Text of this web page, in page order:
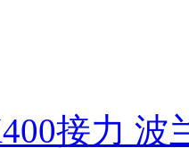
接力 波